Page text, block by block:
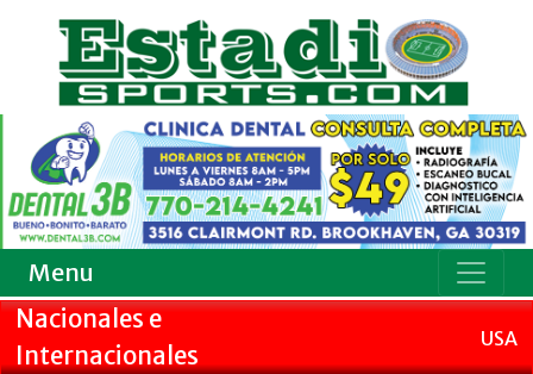
Menu
Nacionales e
Internacionales
USA